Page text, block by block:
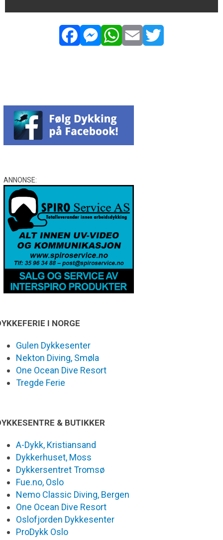
ANNONSE:
I NORGE
Gulen Dykkesenter
Nekton Diving, Smøla
One Ocean Dive Resort
Tregde Ferie
& BUTIKKER
A-Dykk, Kristiansand
Dykkerhuset, Moss
Dykkersentret Tromsø
Fue.no, Oslo
Nemo Classic Diving, Bergen
One Ocean Dive Resort
Oslofjorden Dykkesenter
ProDykk Oslo